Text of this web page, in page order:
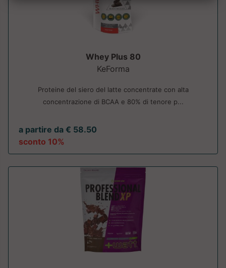
Whey Plus 80
KeForma
Proteine del siero del latte concentrate con alta
concentrazione di BCAA e 80% di tenore p...
a partire da € 58.50
sconto 10%